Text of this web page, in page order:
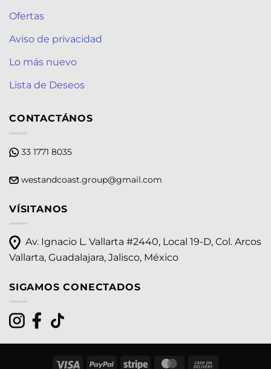
Ofertas
Aviso de privacidad
Lo más nuevo
Lista de Deseos
CONTACTÁNOS
33 1771 8035
westandcoast.group@gmail.com
VÍSITANOS
Av. Ignacio L. Vallarta #2440, Local 19-D, Col. Arcos
Vallarta, Guadalajara, Jalisco, México
SIGAMOS CONECTADOS